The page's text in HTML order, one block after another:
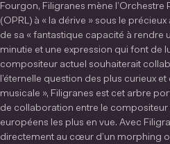
Fourgon, Filigranes mène
(OPRL) à « la dérive » sous le
de sa « fantastique capacité à rendre
minutie et une expression qui font de
compositeur actuel souhaiterait
l’éternelle question des plus curieux
musicale », Filigranes est cet arbre
de collaboration entre le compositeur
européens les plus en vue. Avec
directement au cœur d’un morphing